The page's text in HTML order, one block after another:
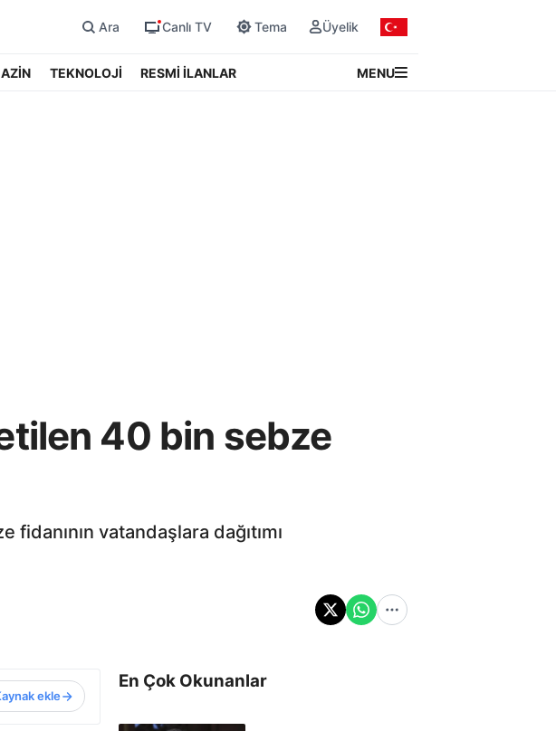
Ara Canlı TV Tema Üyelik
TEKNOLOJİ RESMİ İLANLAR MENU
40 bin sebze
vatandaşlara dağıtımı
ekle
En Çok Okunanlar